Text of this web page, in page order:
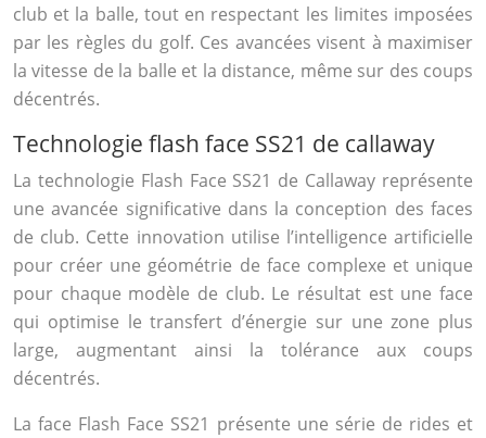
club et la balle, tout en respectant les limites imposées
par les règles du golf. Ces avancées visent à maximiser
la vitesse de la balle et la distance, même sur des coups
décentrés.
Technologie flash face SS21 de callaway
La technologie Flash Face SS21 de Callaway représente
une avancée significative dans la conception des faces
de club. Cette innovation utilise l’intelligence artificielle
pour créer une géométrie de face complexe et unique
pour chaque modèle de club. Le résultat est une face
qui optimise le transfert d’énergie sur une zone plus
large, augmentant ainsi la tolérance aux coups
décentrés.
La face Flash Face SS21 présente une série de rides et